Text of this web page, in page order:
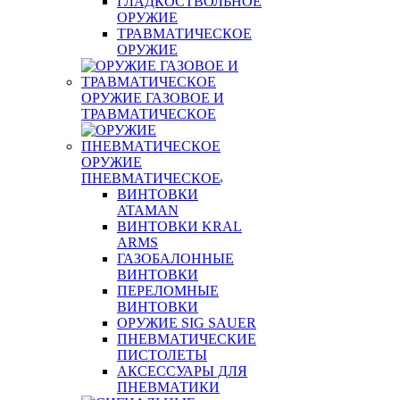
ОРУЖИЕ
ТРАВМАТИЧЕСКОЕ
ОРУЖИЕ
ОРУЖИЕ ГАЗОВОЕ И
ТРАВМАТИЧЕСКОЕ
ОРУЖИЕ
ПНЕВМАТИЧЕСКОЕ
ВИНТОВКИ
ATAMAN
ВИНТОВКИ KRAL
ARMS
ГАЗОБАЛОННЫЕ
ВИНТОВКИ
ПЕРЕЛОМНЫЕ
ВИНТОВКИ
ОРУЖИЕ SIG SAUER
ПНЕВМАТИЧЕСКИЕ
ПИСТОЛЕТЫ
АКСЕССУАРЫ ДЛЯ
ПНЕВМАТИКИ